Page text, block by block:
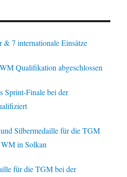
7 internationale Einsätze
Qualifikation abgeschlossen
Sprint-Finale bei der
Silbermedaille für die TGM
in Solkan
für die TGM bei der